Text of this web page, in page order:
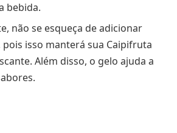
bebida.
não se esqueça de adicionar
isso manterá sua Caipifruta
Além disso, o gelo ajuda a